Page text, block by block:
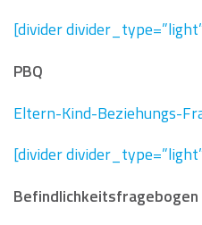
[divider
PBQ
Eltern-Kind-Beziehungs-
[divider
Befindlichkeitsfragebogen